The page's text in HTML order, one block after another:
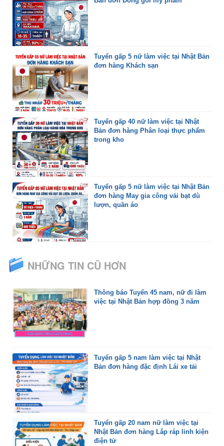
Tuyển gấp 5 nữ làm việc tại Nhật Bản
đơn hàng Khách sạn
Tuyển gấp 40 nữ làm việc tại Nhật
Bản đơn hàng Phân loại thực phẩm
trong kho
Tuyển gấp 5 nữ làm việc tại Nhật Bản
đơn hàng May gia công vải bạt dù
lượn, quần áo
NHỮNG TIN CŨ HƠN
Thông báo Tuyển 45 nam, nữ đi làm
việc tại Nhật Bản hợp đồng 3 năm
Tuyển gấp 5 nam làm việc tại Nhật
Bản đơn hàng đặc định Lái xe tải
Tuyển gấp 20 nam nữ làm việc tại
Nhật Bản đơn hàng Lắp ráp linh kiện
điện tử